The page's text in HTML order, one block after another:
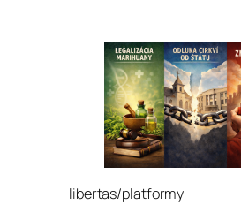
libertas/platformy